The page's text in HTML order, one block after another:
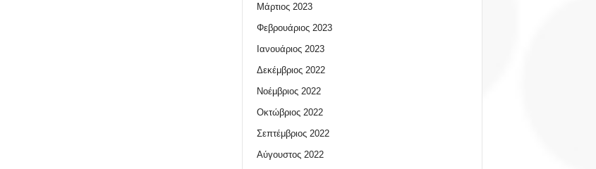
Μάρτιος 2023
Φεβρουάριος 2023
Ιανουάριος 2023
Δεκέμβριος 2022
Νοέμβριος 2022
Οκτώβριος 2022
Σεπτέμβριος 2022
Αύγουστος 2022